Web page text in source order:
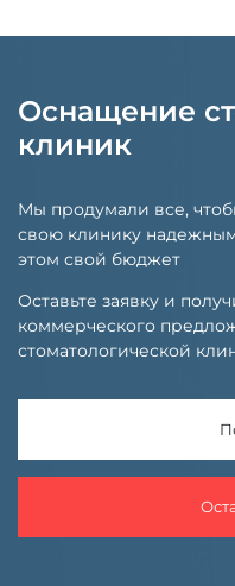
Оснащение
клиник
Мы продумали все,
свою клинику
этом свой бюджет
Оставьте заявку и
коммерческого
стоматологической